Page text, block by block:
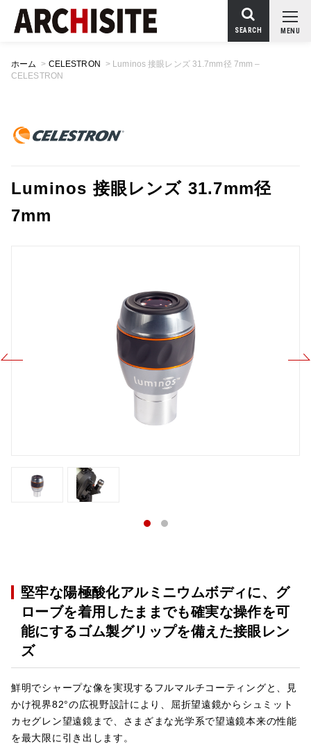
MENU
SEARCH
ホーム > CELESTRON > Luminos 接眼レンズ 31.7mm径 7mm –
CELESTRON
Luminos 接眼レンズ 31.7mm径
7mm
堅牢な陽極酸化アルミニウムボディに、グ
ローブを着用したままでも確実な操作を可
能にするゴム製グリップを備えた接眼レン
ズ
鮮明でシャープな像を実現するフルマルチコーティングと、見
かけ視界82°の広視野設計により、屈折望遠鏡からシュミット
カセグレン望遠鏡まで、さまざまな光学系で望遠鏡本来の性能
を最大限に引き出します。